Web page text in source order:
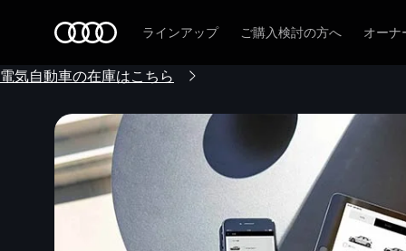
ラインアップ ご購入検討の方へ オーナ
電気自動車の在庫はこちら